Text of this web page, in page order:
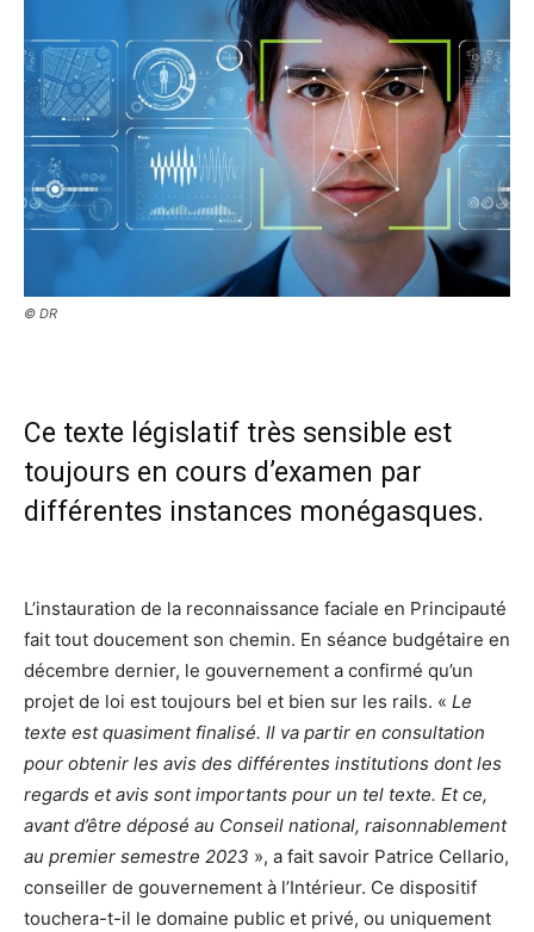
© DR
Ce texte législatif très sensible est
toujours en cours d’examen par
différentes instances monégasques.
L’instauration de la reconnaissance faciale en Principauté
fait tout doucement son chemin. En séance budgétaire en
décembre dernier, le gouvernement a confirmé qu’un
projet de loi est toujours bel et bien sur les rails. « Le
texte est quasiment finalisé. Il va partir en consultation
pour obtenir les avis des différentes institutions dont les
regards et avis sont importants pour un tel texte. Et ce,
avant d’être déposé au Conseil national, raisonnablement
au premier semestre 2023 », a fait savoir Patrice Cellario,
conseiller de gouvernement à l’Intérieur. Ce dispositif
touchera-t-il le domaine public et privé, ou uniquement